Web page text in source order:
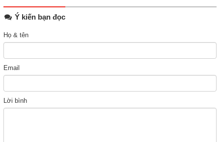
Ý kiến bạn đọc
Họ & tên
Email
Lời bình